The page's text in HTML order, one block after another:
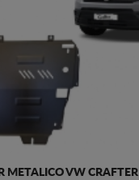
METALICO VW CRAFTER